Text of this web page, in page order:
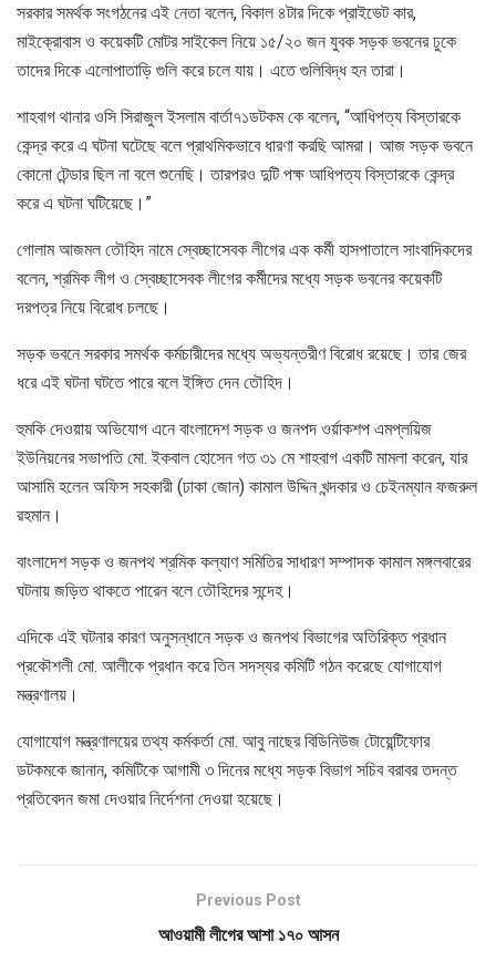
সরকার সমর্থক সংগঠনের এই নেতা বলেন, বিকাল ৪টার দিকে প্রাইভেট কার,
মাইক্রোবাস ও কয়েকটি মোটর সাইকেল নিয়ে ১৫/২০ জন যুবক সড়ক ভবনের ঢুকে
তাদের দিকে এলোপাতাড়ি গুলি করে চলে যায়। এতে গুলিবিদ্ধ হন তারা।
শাহবাগ থানার ওসি সিরাজুল ইসলাম বার্তা৭১ডটকম কে বলেন, “আধিপত্য বিস্তারকে
কেন্দ্র করে এ ঘটনা ঘটেছে বলে প্রাথমিকভাবে ধারণা করছি আমরা। আজ সড়ক ভবনে
কোনো টেন্ডার ছিল না বলে শুনেছি। তারপরও দুটি পক্ষ আধিপত্য বিস্তারকে কেন্দ্র
করে এ ঘটনা ঘটিয়েছে।”
গোলাম আজমল তৌহিদ নামে স্বেচ্ছাসেবক লীগের এক কর্মী হাসপাতালে সাংবাদিকদের
বলেন, শ্রমিক লীগ ও স্বেচ্ছাসেবক লীগের কর্মীদের মধ্যে সড়ক ভবনের কয়েকটি
দরপত্র নিয়ে বিরোধ চলছে।
সড়ক ভবনে সরকার সমর্থক কর্মচারীদের মধ্যে অভ্যন্তরীণ বিরোধ রয়েছে। তার জের
ধরে এই ঘটনা ঘটতে পারে বলে ইঙ্গিত দেন তৌহিদ।
হুমকি দেওয়ায় অভিযোগ এনে বাংলাদেশ সড়ক ও জনপদ ওর্য়াকশপ এমপ্লয়িজ
ইউনিয়নের সভাপতি মো. ইকবাল হোসেন গত ৩১ মে শাহবাগ একটি মামলা করেন, যার
আসামি হলেন অফিস সহকারী (ঢাকা জোন) কামাল উদ্দিন খন্দকার ও চেইনম্যান ফজরুল
রহমান।
বাংলাদেশ সড়ক ও জনপথ শ্রমিক কল্যাণ সমিতির সাধারণ সম্পাদক কামাল মঙ্গলবারের
ঘটনায় জড়িত থাকতে পারেন বলে তৌহিদের সন্দেহ।
এদিকে এই ঘটনার কারণ অনুসন্ধানে সড়ক ও জনপথ বিভাগের অতিরিক্ত প্রধান
প্রকৌশলী মো. আলীকে প্রধান করে তিন সদস্যর কমিটি গঠন করেছে যোগাযোগ
মন্ত্রণালয়।
যোগাযোগ মন্ত্রণালয়ের তথ্য কর্মকর্তা মো. আবু নাছের বিডিনিউজ টোয়েন্টিফোর
ডটকমকে জানান, কমিটিকে আগামী ৩ দিনের মধ্যে সড়ক বিভাগ সচিব বরাবর তদন্ত
প্রতিবেদন জমা দেওয়ার নির্দেশনা দেওয়া হয়েছে।
Previous Post
আওয়ামী লীগের আশা ১৭০ আসন